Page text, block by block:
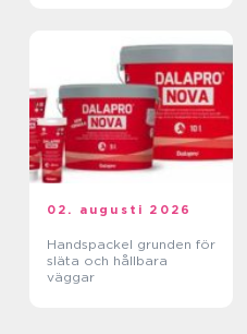
02. augusti 2026
Handspackel grunden för
släta och hållbara
väggar